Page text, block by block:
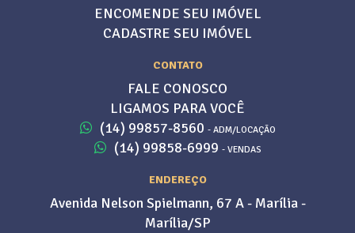
ENCOMENDE SEU IMÓVEL
CADASTRE SEU IMÓVEL
CONTATO
FALE CONOSCO
LIGAMOS PARA VOCÊ
(14) 99857-8560 - ADM/LOCAÇÃO
(14) 99858-6999 - VENDAS
ENDEREÇO
Avenida Nelson Spielmann, 67 A - Marília -
Marília/SP